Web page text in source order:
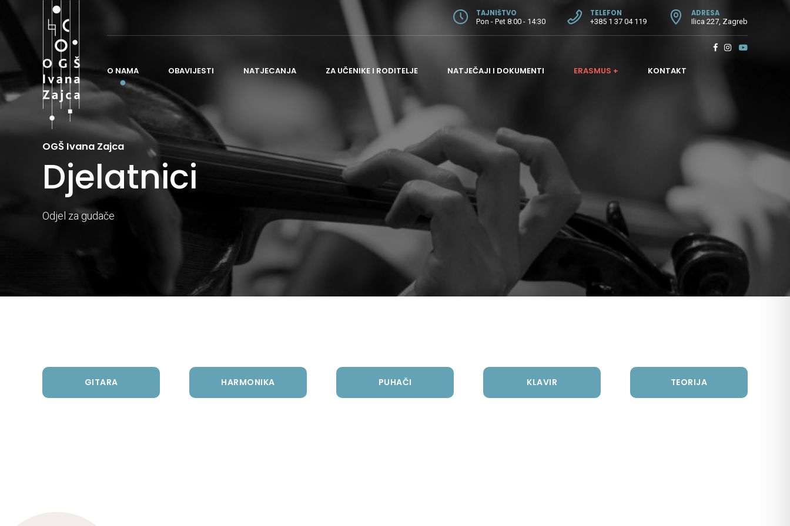
TAJNIŠTVO
Pon - Pet 8:00 - 14:30
TELEFON
+385 1 37 04 119
ADRESA
Ilica 227, Zagreb
O NAMA
O ŠKOLI
NASTAVA
ORGANIZACIJA ŠKOLE
ODJEL ZA HARMONIKU I PUHAČE
ADMINISTRATIVNI I POMOĆNI POSLOVI
OBAVIJESTI NATJECANJA ZA UČENIKE I RODITELJE NATJEČAJI I DOKUMENTI ERASMUS + KONTAKT
OGŠ Ivana Zajca
Djelatnici
Odjel za gudače
GITARA HARMONIKA PUHAČI KLAVIR TEORIJA